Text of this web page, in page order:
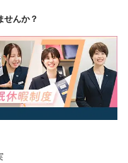
せんか？